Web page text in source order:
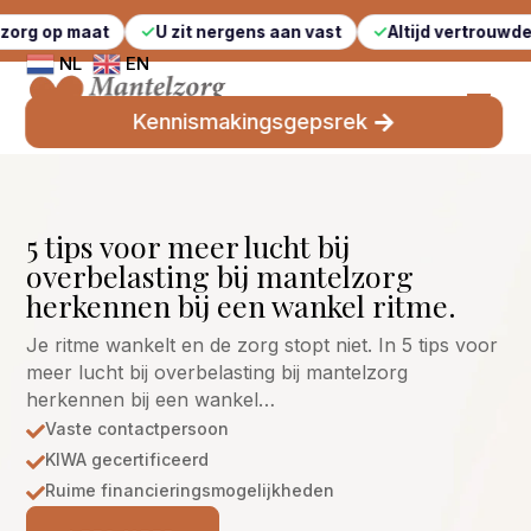
U zit nergens aan vast Altijd vertrouwde gezichten
NL EN
Kennismakingsgepsrek
5 tips voor meer lucht bij
overbelasting bij mantelzorg
herkennen bij een wankel ritme.
Je ritme wankelt en de zorg stopt niet. In 5 tips voor
meer lucht bij overbelasting bij mantelzorg
herkennen bij een wankel…
Vaste contactpersoon
KIWA gecertificeerd
Ruime financieringsmogelijkheden